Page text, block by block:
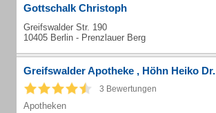
Gottschalk Christoph
Greifswalder Str. 190
10405 Berlin - Prenzlauer Berg
Greifswalder Apotheke , Höhn Heiko Dr.
3 Bewertungen
Apotheken